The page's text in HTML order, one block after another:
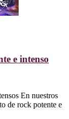
e intenso
En nuestros
de rock potente e